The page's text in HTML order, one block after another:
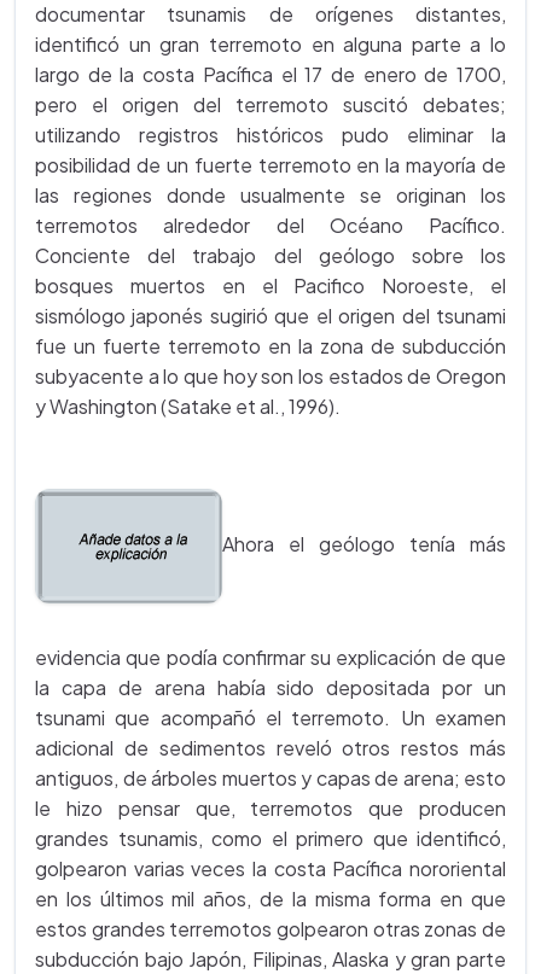
documentar tsunamis de orígenes distantes,
identificó un gran terremoto en alguna parte a lo
largo de la costa Pacífica el 17 de enero de 1700,
pero el origen del terremoto suscitó debates;
utilizando registros históricos pudo eliminar la
posibilidad de un fuerte terremoto en la mayoría de
las regiones donde usualmente se originan los
terremotos alrededor del Océano Pacífico.
Conciente del trabajo del geólogo sobre los
bosques muertos en el Pacifico Noroeste, el
sismólogo japonés sugirió que el origen del tsunami
fue un fuerte terremoto en la zona de subducción
subyacente a lo que hoy son los estados de Oregon
y Washington (Satake et al., 1996).
Ahora el geólogo tenía más
evidencia que podía confirmar su explicación de que
la capa de arena había sido depositada por un
tsunami que acompañó el terremoto. Un examen
adicional de sedimentos reveló otros restos más
antiguos, de árboles muertos y capas de arena; esto
le hizo pensar que, terremotos que producen
grandes tsunamis, como el primero que identificó,
golpearon varias veces la costa Pacífica nororiental
en los últimos mil años, de la misma forma en que
estos grandes terremotos golpearon otras zonas de
subducción bajo Japón, Filipinas, Alaska y gran parte